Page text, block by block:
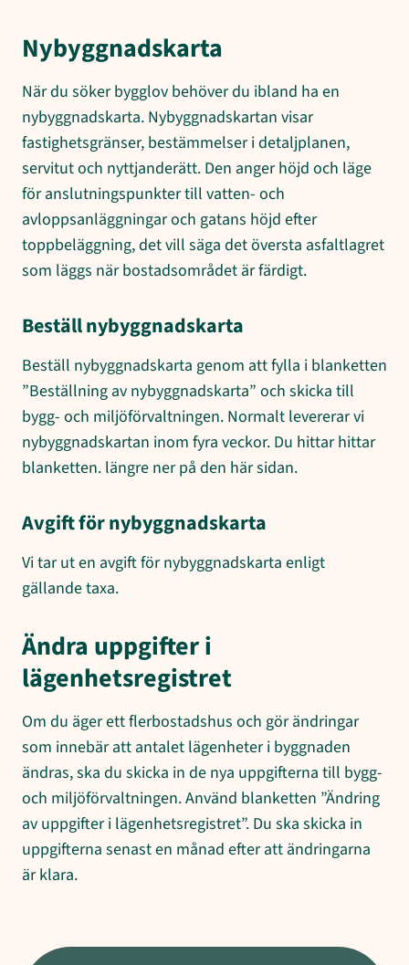
Nybyggnadskarta
När du söker bygglov behöver du ibland ha en
nybyggnadskarta. Nybyggnadskartan visar
fastighetsgränser, bestämmelser i detaljplanen,
servitut och nyttjanderätt. Den anger höjd och läge
för anslutningspunkter till vatten- och
avloppsanläggningar och gatans höjd efter
toppbeläggning, det vill säga det översta asfaltlagret
som läggs när bostadsområdet är färdigt.
Beställ nybyggnadskarta
Beställ nybyggnadskarta genom att fylla i blanketten
”Beställning av nybyggnadskarta” och skicka till
bygg- och miljöförvaltningen. Normalt levererar vi
nybyggnadskartan inom fyra veckor. Du hittar hittar
blanketten. längre ner på den här sidan.
Avgift för nybyggnadskarta
Vi tar ut en avgift för nybyggnadskarta enligt
gällande taxa.
Ändra uppgifter i
lägenhetsregistret
Om du äger ett flerbostadshus och gör ändringar
som innebär att antalet lägenheter i byggnaden
ändras, ska du skicka in de nya uppgifterna till bygg-
och miljöförvaltningen. Använd blanketten ”Ändring
av uppgifter i lägenhetsregistret”. Du ska skicka in
uppgifterna senast en månad efter att ändringarna
är klara.